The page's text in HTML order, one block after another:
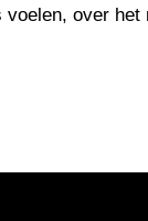
over